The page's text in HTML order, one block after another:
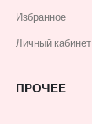
Избранное
Личный кабинет
ПРОЧЕЕ